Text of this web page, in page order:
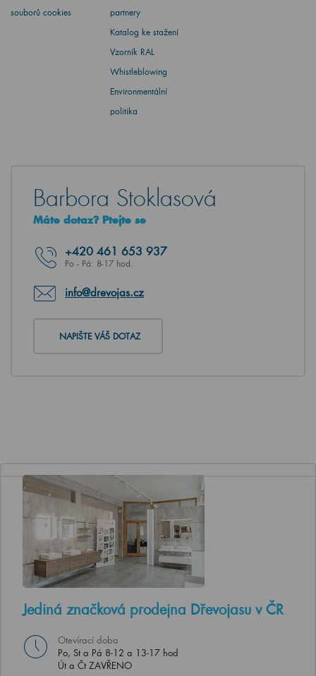
souborů cookies
partnery
Katalog ke stažení
Vzorník RAL
Whistleblowing
Environmentální
politika
Barbora Stoklasová
Máte dotaz? Ptejte se
+420 461 653 937
Po - Pá: 8-17 hod.
info@drevojas.cz
NAPIŠTE VÁŠ DOTAZ
Jediná značková prodejna Dřevojasu v ČR
Otevírací doba
Po, St a Pá 8-12 a 13-17 hod
Út a Čt ZAVŘENO